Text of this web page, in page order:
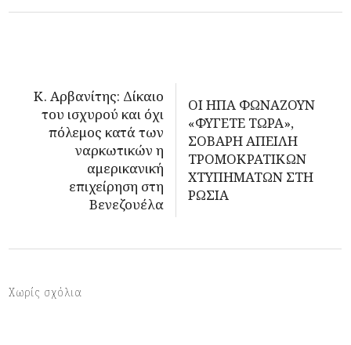
Κ. Αρβανίτης: Δίκαιο
του ισχυρού και όχι
πόλεμος κατά των
ναρκωτικών η
αμερικανική
επιχείρηση στη
Βενεζουέλα
ΟΙ ΗΠΑ ΦΩΝΑΖΟΥΝ
«ΦΥΓΕΤΕ ΤΩΡΑ»,
ΣΟΒΑΡΗ ΑΠΕΙΛΗ
ΤΡΟΜΟΚΡΑΤΙΚΩΝ
ΧΤΥΠΗΜΑΤΩΝ ΣΤΗ
ΡΩΣΙΑ
Χωρίς σχόλια